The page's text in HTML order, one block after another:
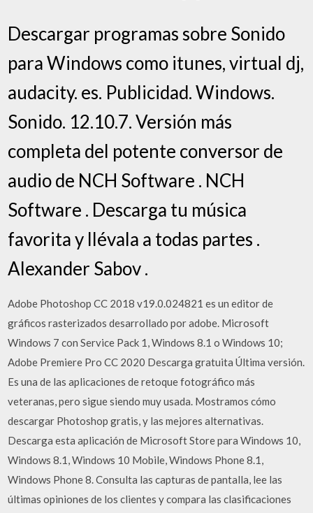
Descargar programas sobre Sonido
para Windows como itunes, virtual dj,
audacity. es. Publicidad. Windows.
Sonido. 12.10.7. Versión más
completa del potente conversor de
audio de NCH Software . NCH
Software . Descarga tu música
favorita y llévala a todas partes .
Alexander Sabov .
Adobe Photoshop CC 2018 v19.0.024821 es un editor de
gráficos rasterizados desarrollado por adobe. Microsoft
Windows 7 con Service Pack 1, Windows 8.1 o Windows 10;
Adobe Premiere Pro CC 2020 Descarga gratuita Última versión.
Es una de las aplicaciones de retoque fotográfico más
veteranas, pero sigue siendo muy usada. Mostramos cómo
descargar Photoshop gratis, y las mejores alternativas.
Descarga esta aplicación de Microsoft Store para Windows 10,
Windows 8.1, Windows 10 Mobile, Windows Phone 8.1,
Windows Phone 8. Consulta las capturas de pantalla, lee las
últimas opiniones de los clientes y compara las clasificaciones